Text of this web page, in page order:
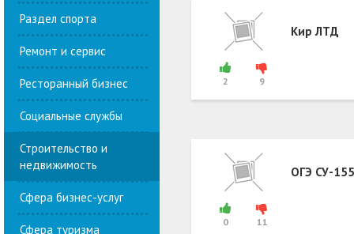
Раздел спорта
Ремонт и сервис
Ресторанный бизнес
Социальные службы
Строительство и
недвижимость
Сфера бизнес-услуг
Сфера туризма
2 9
Кир ЛТД
0 11
ОГЭ СУ-155